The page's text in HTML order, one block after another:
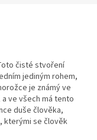
čisté stvoření
jediným rohem,
je známý ve
ve všech má tento
duše člověka,
kterými se člověk